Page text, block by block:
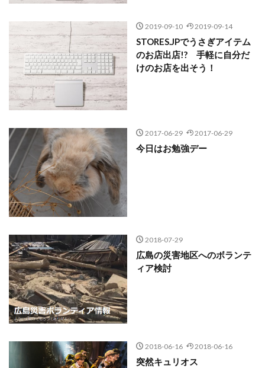
2019-09-10 2019-09-14
STORES.JPでうさぎアイテム
のお店出店!? 手軽に自分だ
けのお店を出そう！
2017-06-29 2017-06-29
今日はお勉強デー
2018-07-29
広島の災害地区へのボランテ
ィア検討
2018-06-16 2018-06-16
突然キュリオス